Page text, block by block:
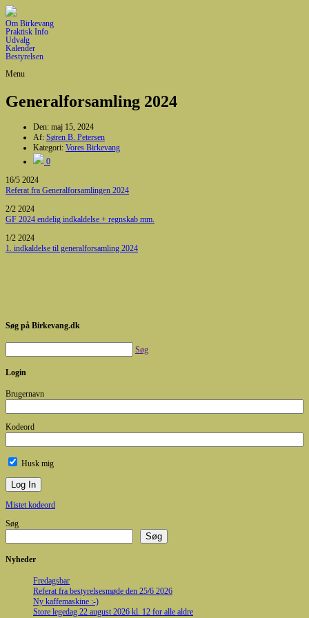
Om Birkevang
Praktisk Info
Udvalg
Kalender
Bestyrelsen
Menu
Generalforsamling 2024
Den: maj 15, 2024
Af: Søren B. Petersen
Kategori: Vores Birkevang
0
16/5 2024
Referat fra Generalforsamlingen 2024
2/2 2024
GF 2024 endelig indkaldelse + regnskab mm.
1/2 2024
1. indkaldelse til generalforsamling 2024
Søg på Birkevang.dk
Søg
Login
Brugernavn
Kodeord
Husk mig
Mistet kodeord
Søg
Søg
Nyheder
Fredagsbar
Referat fra bestyrelsesmøde den 25/6 2026
Ny kaffemaskine :-)
Store legedag 22 august 2026 kl. 12 for alle aldre